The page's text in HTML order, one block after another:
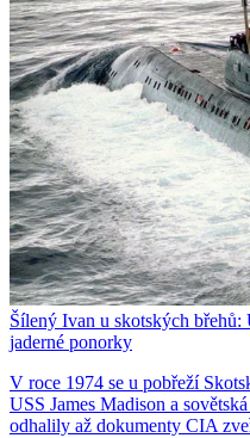
Šílený Ivan u skotských břehů:
jaderné ponorky
V roce 1974 se u pobřeží
USS James Madison a
odhalily až dokumenty CIA